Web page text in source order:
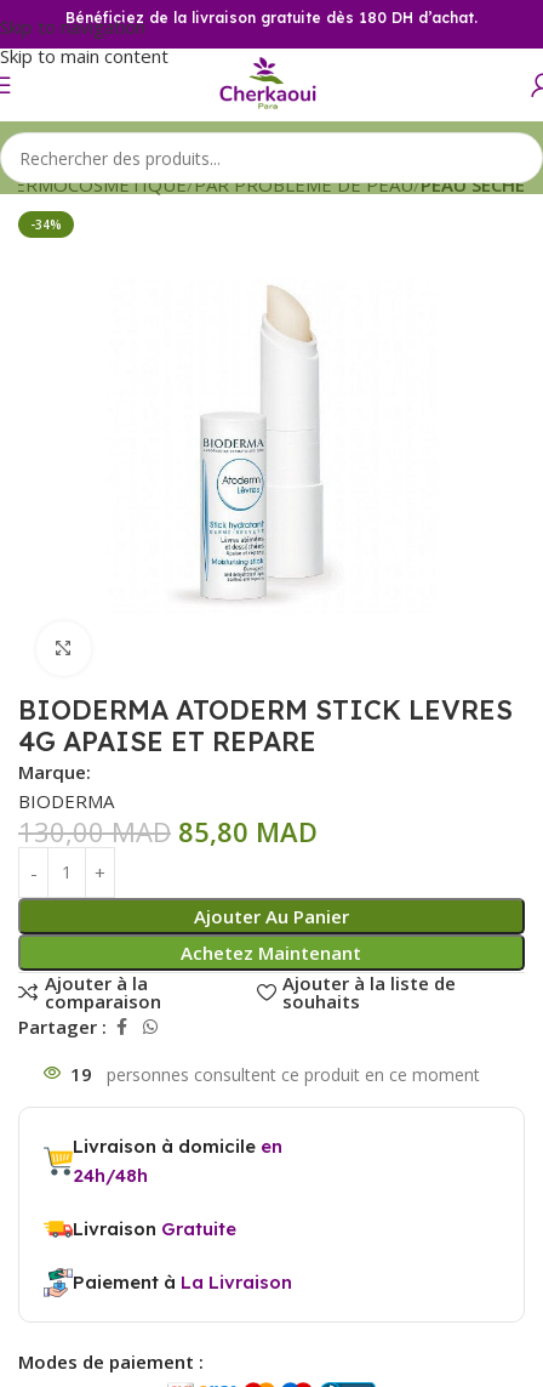
Skip to navigation
Skip to main content
Bénéficiez de la livraison gratuite dès 180 DH d’achat.
DERMOCOSMETIQUE PAR PROBLEME DE PEAU PEAU SECHE
-34%
BIODERMA ATODERM STICK LEVRES
4G APAISE ET REPARE
Marque:
BIODERMA
130,00MAD 85,80 MAD
Ajouter Au Panier
Achetez Maintenant
Ajouter à la
comparaison
Ajouter à la liste de
souhaits
Partager :
19
Livraison à domicile en
24h/48h
Livraison Gratuite
Paiement à La Livraison
Modes de paiement :